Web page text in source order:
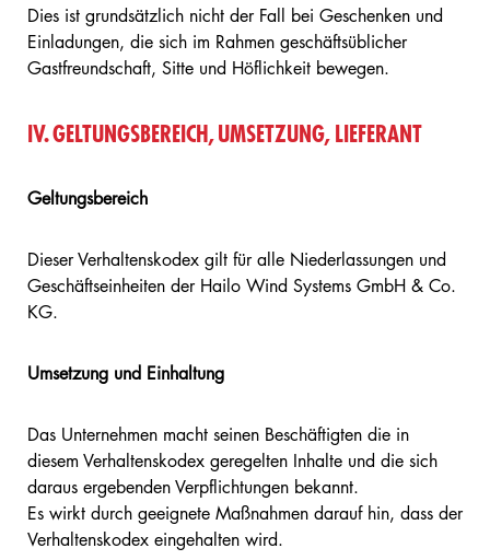
Dies ist grundsätzlich nicht der Fall bei Geschenken und
Einladungen, die sich im Rahmen geschäftsüblicher
Gastfreundschaft, Sitte und Höflichkeit bewegen.
IV. GELTUNGSBEREICH, UMSETZUNG, LIEFERANT
Geltungsbereich
Dieser Verhaltenskodex gilt für alle Niederlassungen und
Geschäftseinheiten der Hailo Wind Systems GmbH & Co.
KG.
Umsetzung und Einhaltung
Das Unternehmen macht seinen Beschäftigten die in
diesem Verhaltenskodex geregelten Inhalte und die sich
daraus ergebenden Verpflichtungen bekannt.
Es wirkt durch geeignete Maßnahmen darauf hin, dass der
Verhaltenskodex eingehalten wird.